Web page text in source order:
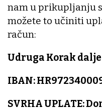
nam u prikupljanju
možete to učiniti
račun:
Udruga Korak
IBAN:
SVRHA UPLATE: